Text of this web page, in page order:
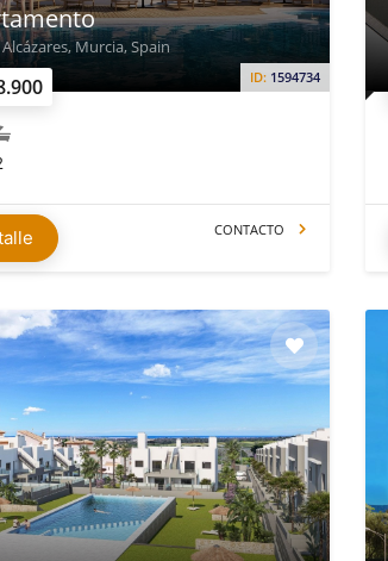
ID: 1594734
Murcia, Spain
CONTACTO